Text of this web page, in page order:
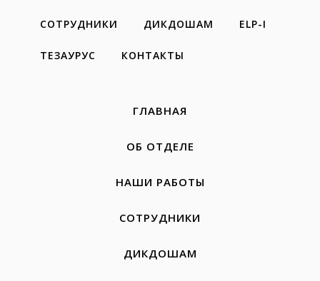
СОТРУДНИКИ ДИКДОШАМ ELP-I
ТЕЗАУРУС КОНТАКТЫ
ГЛАВНАЯ
ОБ ОТДЕЛЕ
НАШИ РАБОТЫ
СОТРУДНИКИ
ДИКДОШАМ